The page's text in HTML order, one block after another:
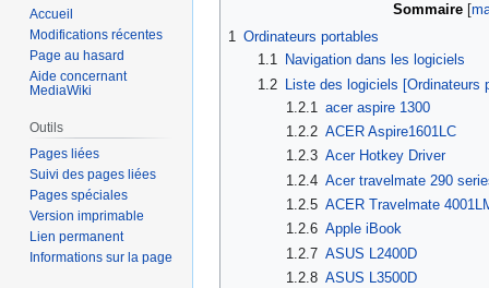
Sommaire
1 Ordinateurs portables
1.1
Navigation dans les logiciels
1.2
Liste des logiciels [Ordinateurs
1.2.1
acer aspire 1300
1.2.2 ACER Aspire1601LC
1.2.3 Acer Hotkey Driver
1.2.4 Acer travelmate 290
1.2.5 ACER Travelmate
1.2.6 Apple iBook
1.2.7 ASUS L2400D
1.2.8 ASUS L3500D
Accueil
Modifications récentes
Page au hasard
Aide concernant
MediaWiki
Outils
Pages liées
Suivi des pages liées
Pages spéciales
Version imprimable
Lien permanent
Informations sur la page